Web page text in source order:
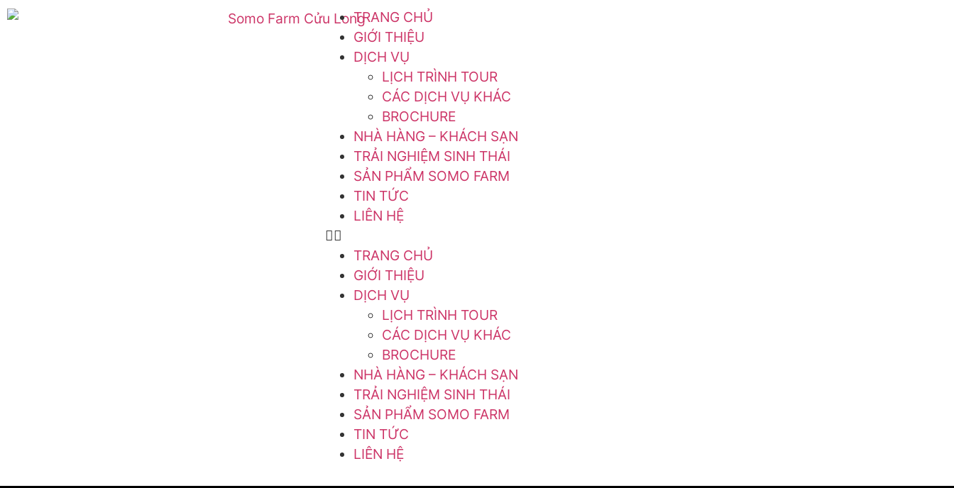
TRANG CHỦ
GIỚI THIỆU
DỊCH VỤ
LỊCH TRÌNH TOUR
CÁC DỊCH VỤ KHÁC
BROCHURE
NHÀ HÀNG – KHÁCH SẠN
TRẢI NGHIỆM SINH THÁI
SẢN PHẨM SOMO FARM
TIN TỨC
LIÊN HỆ
TRANG CHỦ
GIỚI THIỆU
DỊCH VỤ
LỊCH TRÌNH TOUR
CÁC DỊCH VỤ KHÁC
BROCHURE
NHÀ HÀNG – KHÁCH SẠN
TRẢI NGHIỆM SINH THÁI
SẢN PHẨM SOMO FARM
TIN TỨC
LIÊN HỆ